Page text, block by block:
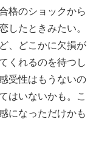
格のショックから
したときみたい。
、どこかに欠損が
くれるのを待つし
受性はもうないの
はいないかも。こ
になっただけかも